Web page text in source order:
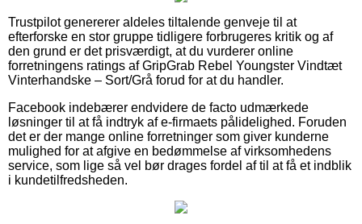
Trustpilot genererer aldeles tiltalende genveje til at
efterforske en stor gruppe tidligere forbrugeres kritik og af
den grund er det prisværdigt, at du vurderer online
forretningens ratings af GripGrab Rebel Youngster Vindtæt
Vinterhandske – Sort/Grå forud for at du handler.
Facebook indebærer endvidere de facto udmærkede
løsninger til at få indtryk af e-firmaets pålidelighed. Foruden
det er der mange online forretninger som giver kunderne
mulighed for at afgive en bedømmelse af virksomhedens
service, som lige så vel bør drages fordel af til at få et indblik
i kundetilfredsheden.